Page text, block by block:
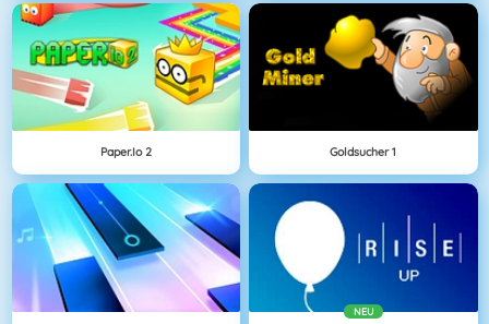
Paper.io 2 Goldsucher 1
NEU